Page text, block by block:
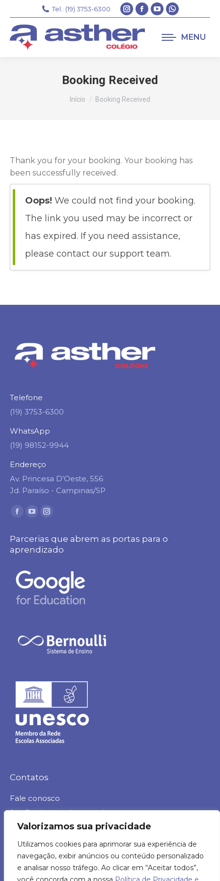
Valorizamos sua privacidade
Utilizamos cookies para aprimorar sua experiência de
navegação, exibir anúncios ou conteúdo personalizado
e analisar nosso tráfego. Ao clicar em “Aceitar todos”,
Tel.: (19) 3753-6300
Instagram
page
opens
in
Facebook
page
opens
YouTube
page
opens
Whatsapp
page
opens
MENU
Booking Received
Você está aqui:
Início Booking Received
Thank you for your booking. Your booking has
been successfully received.
Oops! We could not find your booking.
The link you used may be incorrect or
has expired. If you need assistance,
please contact our support team.
Telefone
(19) 3753-6300
WhatsApp
(19) 98152-9944
Endereço
Av. Princesa D’Oeste, 556
Jd. Paraíso - Campinas/SP
Encontre-nos em:
Facebook
opens
in
window
YouTube
opens
in
window
Instagram
opens
in
window
Parcerias que abrem as portas para o
aprendizado
Contatos
Fale conosco
fale@colegioasther.com.br
Trabalhe conosco
rh@colegioasther.com.br
Ouvidoria